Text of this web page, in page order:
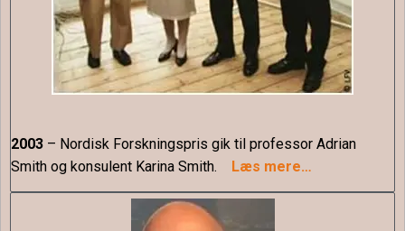
2003 – Nordisk Forskningspris gik til professor Adrian
Smith og konsulent Karina Smith.
Læs mere…